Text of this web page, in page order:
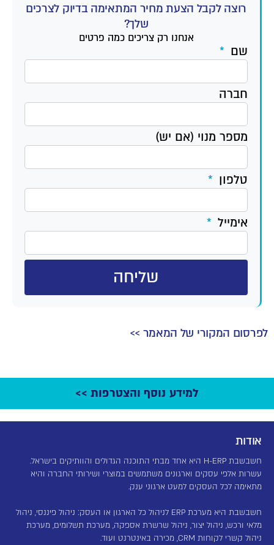
רוצה לקבל הצעת מחיר המתאימה בדיוק לצרכים
שלך?
אנחנו רק צריכים כמה פרטים
שם
חברה
מספר מנוי (אם יש)
טלפון
אימייל
שליחה
לפרסום המקורי של המאמר >>
למידע נוסף והצטרפות >>
אודות
חשבשבת H-ERP היא אחד מבתי התוכנה הגדולים והוותיקים בישראל.
עשרות אלפי עסקים וארגונים משתמשים במוצרי ושירותי החברה והיא
מתאימה לכל העסקים למעט ארגוני ענק.
חשבשבת היא מערכת ERP לניהול כל הארגון או העסק: ניהול פיננסי, ניהול
מלאי ורכש, ניהול יצור, ניהול שרשרת אספקה, מערכת תשלומים, מערכת
ניהול קשרי לקוחות CRM, מכירה באינטרנט ועוד.